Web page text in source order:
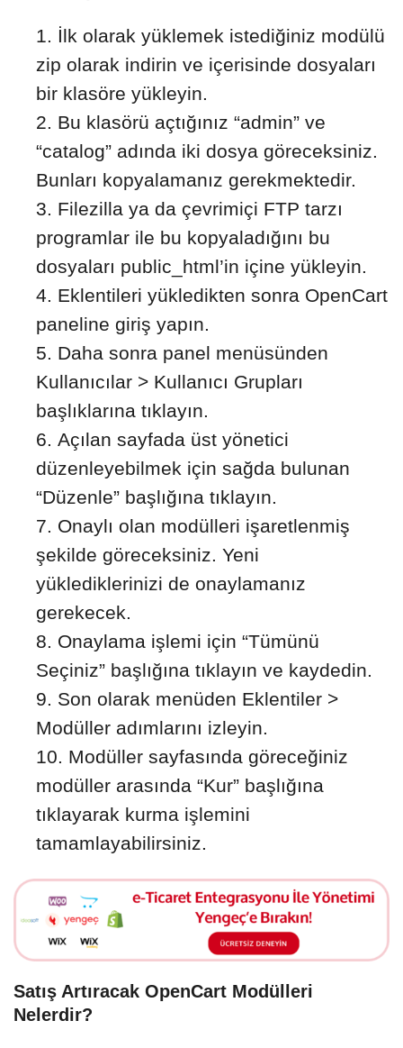
İlk olarak yüklemek istediğiniz modülü
zip olarak indirin ve içerisinde dosyaları
bir klasöre yükleyin.
Bu klasörü açtığınız “admin” ve
“catalog” adında iki dosya göreceksiniz.
Bunları kopyalamanız gerekmektedir.
Filezilla ya da çevrimiçi FTP tarzı
programlar ile bu kopyaladığını bu
dosyaları public_html’in içine yükleyin.
Eklentileri yükledikten sonra OpenCart
paneline giriş yapın.
Daha sonra panel menüsünden
Kullanıcılar > Kullanıcı Grupları
başlıklarına tıklayın.
Açılan sayfada üst yönetici
düzenleyebilmek için sağda bulunan
“Düzenle” başlığına tıklayın.
Onaylı olan modülleri işaretlenmiş
şekilde göreceksiniz. Yeni
yüklediklerinizi de onaylamanız
gerekecek.
Onaylama işlemi için “Tümünü
Seçiniz” başlığına tıklayın ve kaydedin.
Son olarak menüden Eklentiler >
Modüller adımlarını izleyin.
Modüller sayfasında göreceğiniz
modüller arasında “Kur” başlığına
tıklayarak kurma işlemini
tamamlayabilirsiniz.
Satış Artıracak OpenCart Modülleri
Nelerdir?